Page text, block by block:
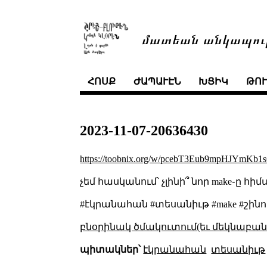
մատեան
ՀՈՍՔ ԺԱՊԱՒԷՆ ԽՑԻԿ
2023-11-07-20636430
https://toobnix.org/w/
չեմ հասկանում՝ չլինի՞ նոր
#էկրանահան #տեսանիւթ #make
բնօրինակ ծմակուտում(եւ
պիտակներ՝ էկրանահան տեսանիւթ